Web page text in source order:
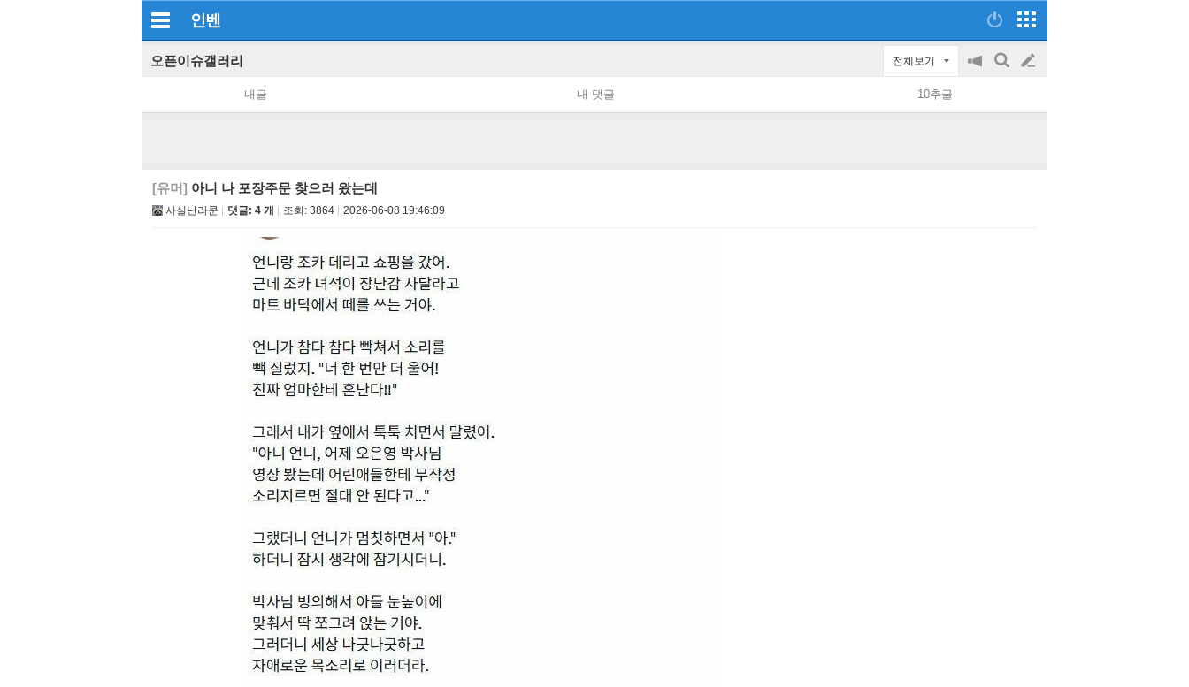
인벤
오픈이슈갤러리 전체보기
공
on/off
검
글
쓰
내글 내 댓글 10추글
[유머] 아니 나 포장주문 찾으러 왔는데
사실난라쿤 댓글: 4 개 조회: 3864 2026-06-08 19:46:09